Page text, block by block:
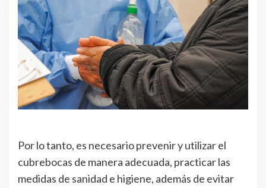
Por lo tanto, es necesario prevenir y utilizar el
cubrebocas de manera adecuada, practicar las
medidas de sanidad e higiene, además de evitar